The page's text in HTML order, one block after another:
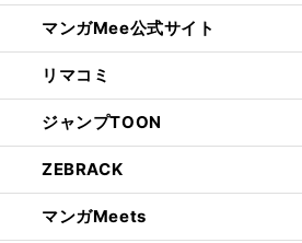
マンガMee公式サイト
リマコミ
ジャンプTOON
ZEBRACK
マンガMeets